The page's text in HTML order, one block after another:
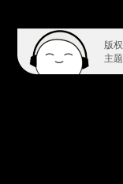
版
主